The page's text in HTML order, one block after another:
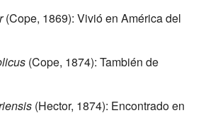
(Cope, 1869): Vivió en América del
(Cope, 1874): También de
(Hector, 1874): Encontrado en